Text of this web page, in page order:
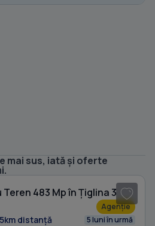
mai sus, iată și oferte
483 Mp în Țiglina 3
Agenție
distanță 5 luni în urmă